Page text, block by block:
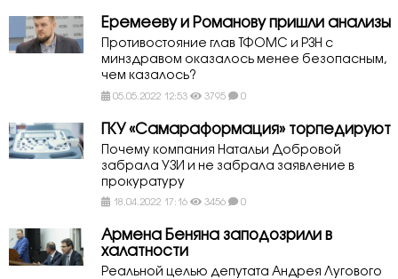
Еремееву и Романову пришли анализы
Противостояние глав ТФОМС и РЗН с
минздравом оказалось менее безопасным,
чем казалось?
05.05.2022 12:53 3795 0
ГКУ «Самараформация» торпедируют
Почему компания Натальи Добровой
забрала УЗИ и не забрала заявление в
прокуратуру
18.04.2022 17:16 3456 0
Армена Беняна заподозрили в
халатности
Реальной целью депутата Андрея Лугового